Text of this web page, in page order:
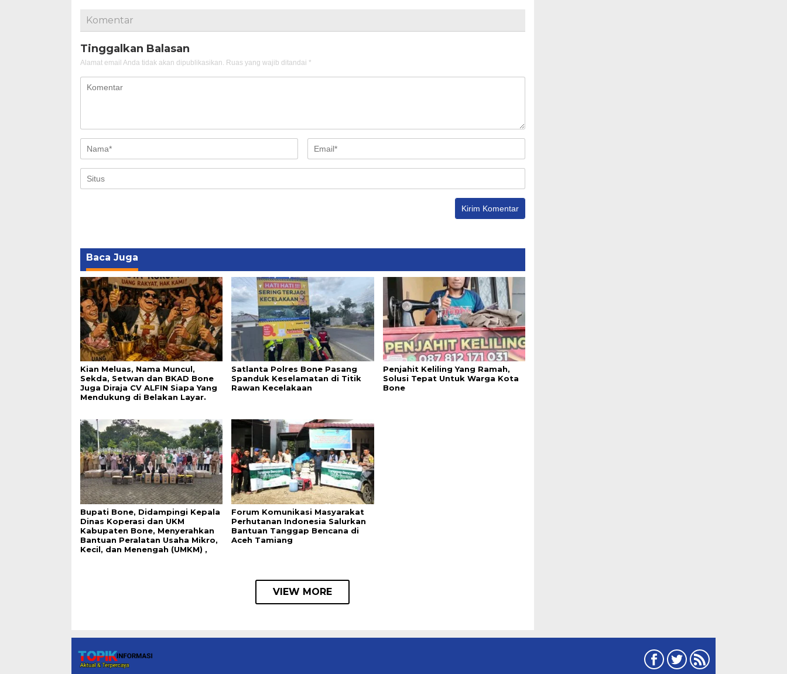
Komentar
Tinggalkan Balasan
Alamat email Anda tidak akan dipublikasikan. Ruas yang wajib ditandai *
Baca Juga
Kian Meluas, Nama Muncul,
Sekda, Setwan dan BKAD Bone
Juga Diraja CV ALFIN Siapa Yang
Mendukung di Belakan Layar.
Satlanta Polres Bone Pasang
Spanduk Keselamatan di Titik
Rawan Kecelakaan
Penjahit Keliling Yang Ramah,
Solusi Tepat Untuk Warga Kota
Bone
Bupati Bone, Didampingi Kepala
Dinas Koperasi dan UKM
Kabupaten Bone, Menyerahkan
Bantuan Peralatan Usaha Mikro,
Kecil, dan Menengah (UMKM) ,
Forum Komunikasi Masyarakat
Perhutanan Indonesia Salurkan
Bantuan Tanggap Bencana di
Aceh Tamiang
VIEW MORE